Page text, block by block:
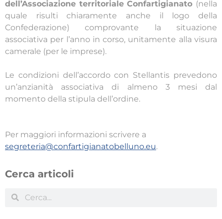
dell’Associazione territoriale Confartigianato (nella
quale risulti chiaramente anche il logo della
Confederazione) comprovante la situazione
associativa per l’anno in corso, unitamente alla visura
camerale (per le imprese).
Le condizioni dell’accordo con Stellantis prevedono
un’anzianità associativa di almeno 3 mesi dal
momento della stipula dell’ordine.
Per maggiori informazioni scrivere a
segreteria@confartigianatobelluno.eu.
Cerca articoli